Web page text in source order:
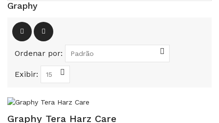
Graphy
Ordenar por:
Exibir:
Graphy Tera Harz Care